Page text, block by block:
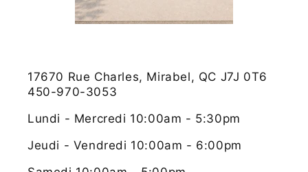
17670 Rue Charles, Mirabel, QC J7J 0T6
450-970-3053
Lundi - Mercredi 10:00am - 5:30pm
Jeudi - Vendredi 10:00am - 6:00pm